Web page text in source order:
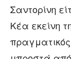
Σαντορίνη
Κέα εκείνη